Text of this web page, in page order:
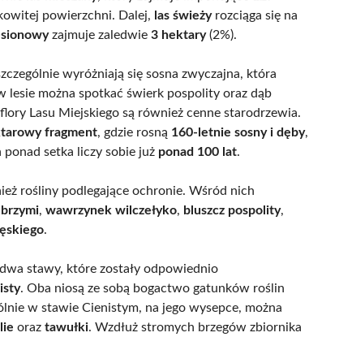
powierzchni. Dalej, las świeżyrozciąga się na
zajmuje zaledwie3 hektary(2%).
wyróżniają się sosna zwyczajna, która
lesie można spotkać świerk pospolity oraz dąb
Lasu Miejskiego są również cenne starodrzewia.
fragment, gdzie rosną 160-letnie sosny i dęby,
setka liczy sobie już ponad 100 lat.
rośliny podlegające ochronie. Wśród nich
,wawrzynek wilczełyko, bluszcz pospolity,
.
stawy, które zostały odpowiednio
. Oba niosą ze sobą bogactwo gatunków roślin
w stawie Cienistym, na jego wysepce, można
oraztawułki. Wzdłuż stromych brzegów zbiornika